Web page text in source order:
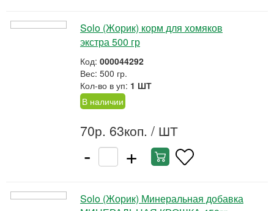
Solo (Жорик) корм для хомяков
экстра 500 гр
Код: 000044292
Вес: 500 гр.
Кол-во в уп: 1 ШТ
В наличии
70р. 63коп. / ШТ
- +
Solo (Жорик) Минеральная добавка